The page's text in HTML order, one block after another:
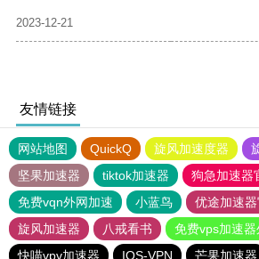
2023-12-21
友情链接
网站地图 QuickQ 旋风加速度器
坚果加速器
tiktok加速器
狗急加速器
免费vqn外网加速
小蓝鸟 优途加速器
旋风加速器
八戒看书
免费vps加速
快喵vpv加速器
IOS-VPN 芒果加速器